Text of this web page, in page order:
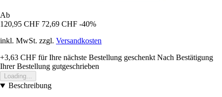
Ab
120,95 CHF 72,69 CHF -40%
inkl. MwSt. zzgl. Versandkosten
+3,63 CHF für Ihre nächste Bestellung geschenkt Nach Bestätigung
Ihrer Bestellung gutgeschrieben
Loading...
Beschreibung